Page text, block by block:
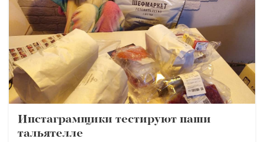
Инстаграмщики тестируют наши
тальятелле